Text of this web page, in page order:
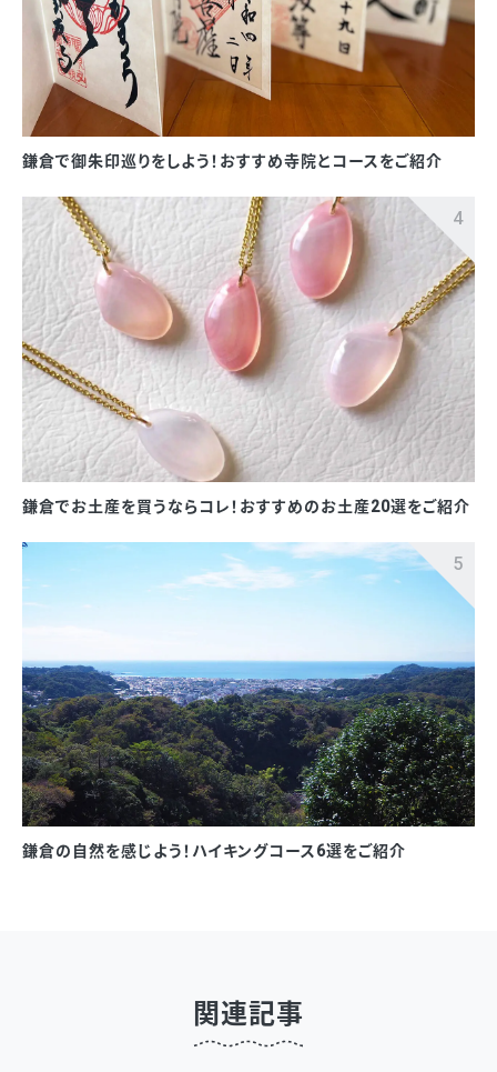
鎌倉で御朱印巡りをしよう！おすすめ寺院とコースをご紹介
鎌倉でお土産を買うならコレ！おすすめのお土産20選をご紹介
鎌倉の自然を感じよう！ハイキングコース6選をご紹介
関連記事